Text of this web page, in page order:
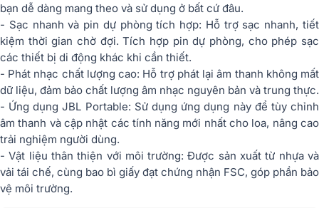
bạn dễ dàng mang theo và sử dụng ở bất cứ đâu.
- Sạc nhanh và pin dự phòng tích hợp: Hỗ trợ sạc nhanh, tiết
kiệm thời gian chờ đợi. Tích hợp pin dự phòng, cho phép sạc
các thiết bị di động khác khi cần thiết.
- Phát nhạc chất lượng cao: Hỗ trợ phát lại âm thanh không mất
dữ liệu, đảm bảo chất lượng âm nhạc nguyên bản và trung thực.
- Ứng dụng JBL Portable: Sử dụng ứng dụng này để tùy chỉnh
âm thanh và cập nhật các tính năng mới nhất cho loa, nâng cao
trải nghiệm người dùng.
- Vật liệu thân thiện với môi trường: Được sản xuất từ nhựa và
vải tái chế, cùng bao bì giấy đạt chứng nhận FSC, góp phần bảo
vệ môi trường.